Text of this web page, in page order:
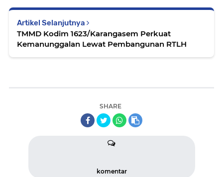
Artikel Selanjutnya
TMMD Kodim 1623/Karangasem Perkuat
Kemanunggalan Lewat Pembangunan RTLH
SHARE
komentar